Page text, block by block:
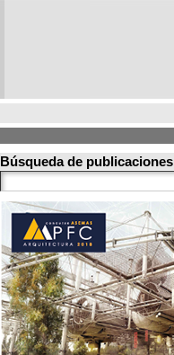
Búsqueda de publicaciones